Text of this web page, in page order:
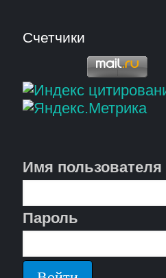
Счетчики
Имя
Пароль